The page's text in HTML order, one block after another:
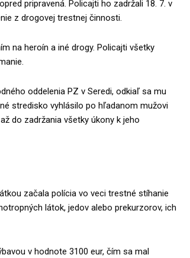
pripravená. Policajti ho zadržali 18. 7. v
z drogovej trestnej činnosti.
na heroín a iné drogy. Policajti všetky
oddelenia PZ v Seredi, odkiaľ sa mu
stredisko vyhlásilo po hľadanom mužovi
do zadržania všetky úkony k jeho
začala polícia vo veci trestné stíhanie
látok, jedov alebo prekurzorov, ich
v hodnote 3100 eur, čím sa mal